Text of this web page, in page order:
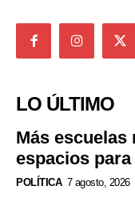
LO ÚLTIMO
Más escuelas
espacios
POLÍTICA 7 agosto, 2026